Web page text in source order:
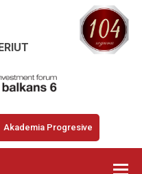
Akademia Progresive